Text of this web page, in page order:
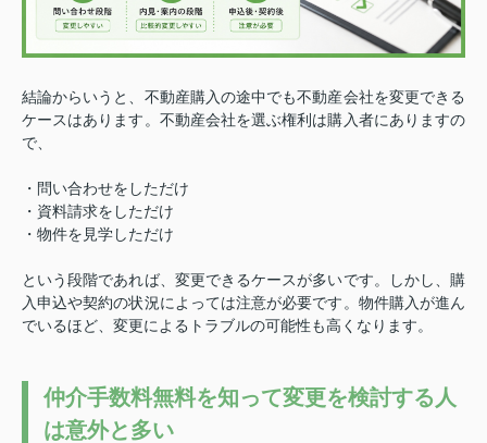
結論からいうと、不動産購入の途中でも不動産会社を変更できる
ケースはあります。 不動産会社を選ぶ権利は購入者にありますの
で、
・問い合わせをしただけ
・資料請求をしただけ
・物件を見学しただけ
という段階であれば、変更できるケースが多いです。
しかし、購
入申込や契約の状況によっては注意が必要です。 物件購入が進ん
でいるほど、変更によるトラブルの可能性も高くなります。
仲介手数料無料を知って変更を検討する人
は意外と多い